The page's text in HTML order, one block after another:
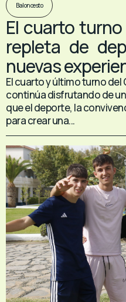
Baloncesto
El cuarto
repleta de
nuevas
El cuarto y último turno
continúa disfrutando de
que el deporte, la
para crear una...